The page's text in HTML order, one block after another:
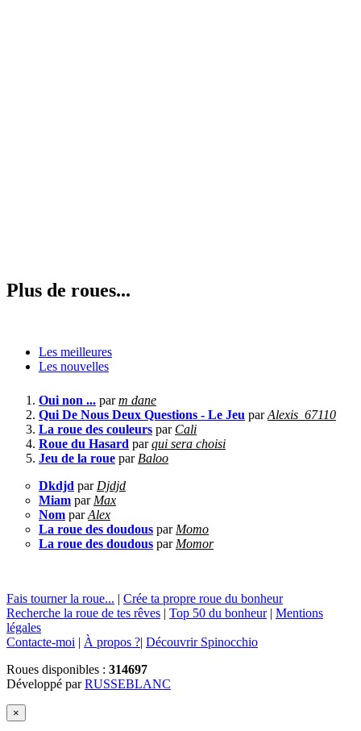
Plus de roues...
Les meilleures
Les nouvelles
Oui non ... parm dane
Qui De Nous Deux Questions - Le Jeu parAlexis_67110
La roue des couleurs par Cali
Roue du Hasard parqui sera choisi
Jeu de la roue par Baloo
Dkdjd par Djdjd
Miam par Max
Nom parAlex
La roue des doudous par Momo
La roue des doudous par Momor
Fais tourner la roue... | Crée ta propre roue du bonheur
Recherche la roue de tes rêves | Top 50 du bonheur| Mentions
légales
Contacte-moi | À propos ?| Découvrir Spinocchio
Roues disponibles : 314697
Développé parRUSSEBLANC
×